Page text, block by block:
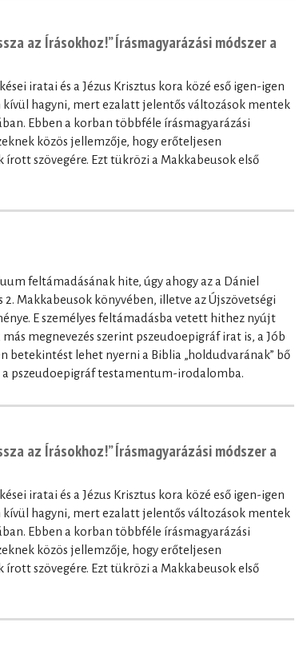
az Írásokhoz!” Írásmagyarázási módszer a
iratai és a Jézus Krisztus kora közé eső igen-igen
hagyni, mert ezalatt jelentős változások mentek
Ebben a korban többféle írásmagyarázási
közös jellemzője, hogy erőteljesen
szövegére. Ezt tükrözi a Makkabeusok első
feltámadásának hite, úgy ahogy az a Dániel
Makkabeusok könyvében, illetve az Újszövetségi
E személyes feltámadásba vetett hithez nyújt
megnevezés szerint pszeudoepigráf irat is, a Jób
lehet nyerni a Biblia „holdudvarának” bő
pszeudoepigráf testamentum-irodalomba.
az Írásokhoz!” Írásmagyarázási módszer a
iratai és a Jézus Krisztus kora közé eső igen-igen
hagyni, mert ezalatt jelentős változások mentek
Ebben a korban többféle írásmagyarázási
közös jellemzője, hogy erőteljesen
szövegére. Ezt tükrözi a Makkabeusok első